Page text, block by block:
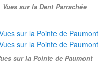
Vues sur la Dent Parrachée
sur la Pointe de Paumont